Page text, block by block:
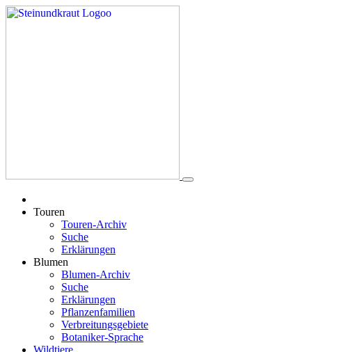
Touren
Touren-Archiv
Suche
Erklärungen
Blumen
Blumen-Archiv
Suche
Erklärungen
Pflanzenfamilien
Verbreitungsgebiete
Botaniker-Sprache
Wildtiere